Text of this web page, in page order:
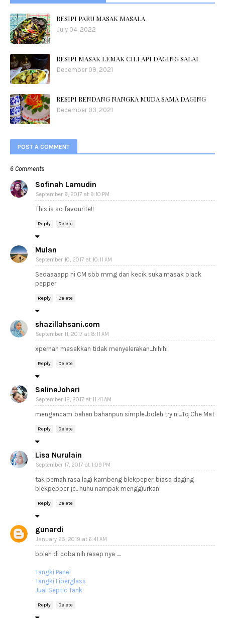
RESIPI PARU MASAK MASALA
July 04, 2022
RESIPI MASAK LEMAK CILI API DAGING SALAI
December 09, 2021
RESIPI RENDANG NANGKA MUDA SAMA DAGING
December 03, 2021
POST A COMMENT
6 Comments
Sofinah Lamudin
September 9, 2017 at 9:10 PM
This is so favourite!!
Reply Delete
Mulan
September 10, 2017 at 10:11 AM
Sedaaaapp ni CM sbb mmg dari kecik suka masak black
pepper
Reply Delete
shazillahsani.com
September 11, 2017 at 8:11 AM
xpernah masakkan tidak menyelerakan...hihihi
Reply Delete
SalinaJohari
September 12, 2017 at 11:41 AM
mengancam..bahan bahanpun simple..boleh try ni...Tq Che Mat
Reply Delete
Lisa Nurulain
September 17, 2017 at 1:09 PM
tak pernah rasa lagi kambeng blekpeper. biasa daging
blekpepper je.. huhu nampak menggiurkan
Reply Delete
gunardi
January 25, 2019 at 6:41 AM
boleh di coba nih resep nya ....
Tangki Panel
Tangki Fiberglass
Jual Septic Tank
Reply Delete